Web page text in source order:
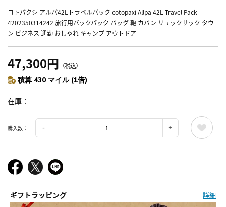
コトパクシ アルパ42Lトラベルパック cotopaxi Allpa 42L Travel Pack
4202350314242 旅行用バックパック バッグ 鞄 カバン リュックサック タウ
ン ビジネス 通勤 おしゃれ キャンプ アウトドア
47,300円 （税込）
積算 430 マイル (1倍)
在庫
購入数：
ギフトラッピング 詳細